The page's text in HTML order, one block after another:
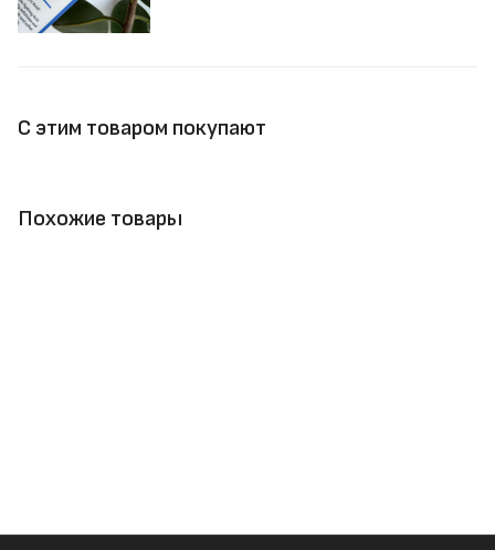
С этим товаром покупают
Похожие товары